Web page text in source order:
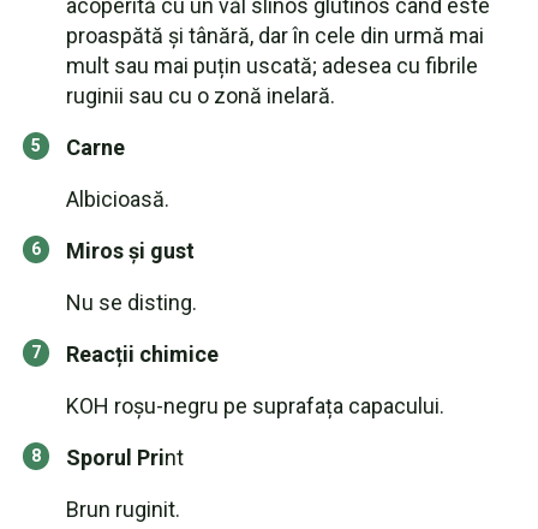
acoperită cu un văl slinos glutinos când este
proaspătă și tânără, dar în cele din urmă mai
mult sau mai puțin uscată; adesea cu fibrile
ruginii sau cu o zonă inelară.
Carne
Albicioasă.
Miros și gust
Nu se disting.
Reacții chimice
KOH roșu-negru pe suprafața capacului.
Sporul Print
Brun ruginit.